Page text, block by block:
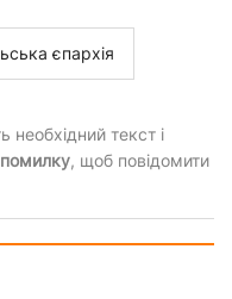
єпархія
необхідний текст і
помилку, щоб повідомити